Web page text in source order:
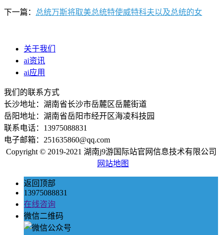
下一篇： 总统万斯将取美总统特使威特科夫以及总统的女
关于我们
ai资讯
ai应用
我们的联系方式
长沙地址：湖南省长沙市岳麓区岳麓街道
岳阳地址：湖南省岳阳市经开区海凌科技园
联系电话：13975088831
电子邮箱：251635860@qq.com
Copyright © 2019-2021 湖南j9游国际站官网信息技术有限公司
网站地图
返回顶部
13975088831
在线咨询
微信二维码